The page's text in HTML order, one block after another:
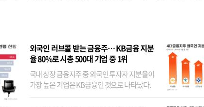
외국인 러브콜 받는 금융주… KB금융 지분
율 80%로 시총 500대 기업 중 1위
국내 상장 금융지주 중 외국인 투자자 지분율이
가장 높은 기업은 KB금융인 것으로 나타났다.